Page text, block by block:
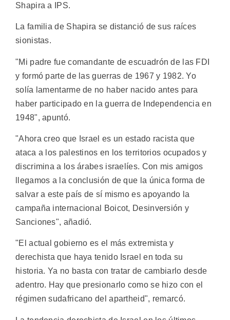
Shapira a IPS.
La familia de Shapira se distanció de sus raíces
sionistas.
"Mi padre fue comandante de escuadrón de las FDI
y formó parte de las guerras de 1967 y 1982. Yo
solía lamentarme de no haber nacido antes para
haber participado en la guerra de Independencia en
1948", apuntó.
"Ahora creo que Israel es un estado racista que
ataca a los palestinos en los territorios ocupados y
discrimina a los árabes israelíes. Con mis amigos
llegamos a la conclusión de que la única forma de
salvar a este país de sí mismo es apoyando la
campaña internacional Boicot, Desinversión y
Sanciones", añadió.
"El actual gobierno es el más extremista y
derechista que haya tenido Israel en toda su
historia. Ya no basta con tratar de cambiarlo desde
adentro. Hay que presionarlo como se hizo con el
régimen sudafricano del apartheid", remarcó.